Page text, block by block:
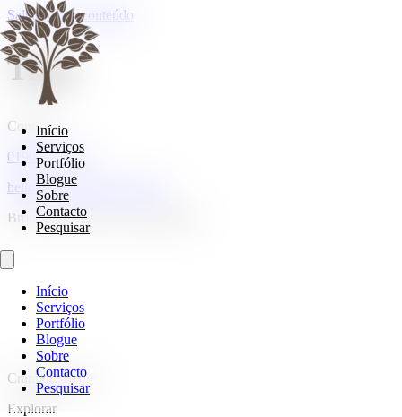
Saltar para o conteúdo
Início
Serviços
Portfólio
Blogue
Sobre
Contacto
Pesquisar
Início
Serviços
Portfólio
Blogue
Sobre
Contacto
Pesquisar
Tags
Contacto
01908 107185
hello@cranberryhome.co.uk
Bromham, Bedford, Bedfordshire
Cranberryhome
Explorar